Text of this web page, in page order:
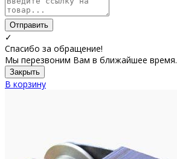
Отправить
✓
Спасибо за обращение!
Мы перезвоним Вам в ближайшее время.
Закрыть
В корзину